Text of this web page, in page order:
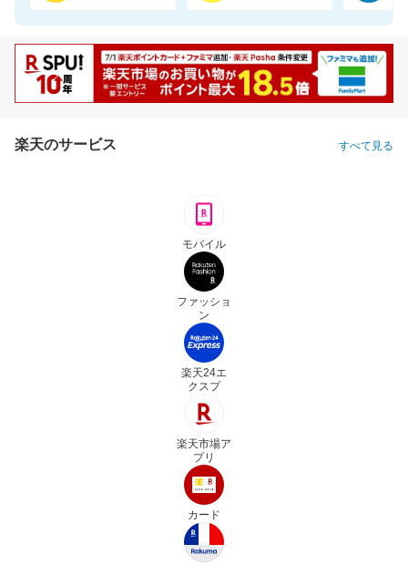
楽天のサービス すべて見る
モバイル
ファッショ
ン
楽天24エ
クスプ
楽天市場ア
プリ
カード